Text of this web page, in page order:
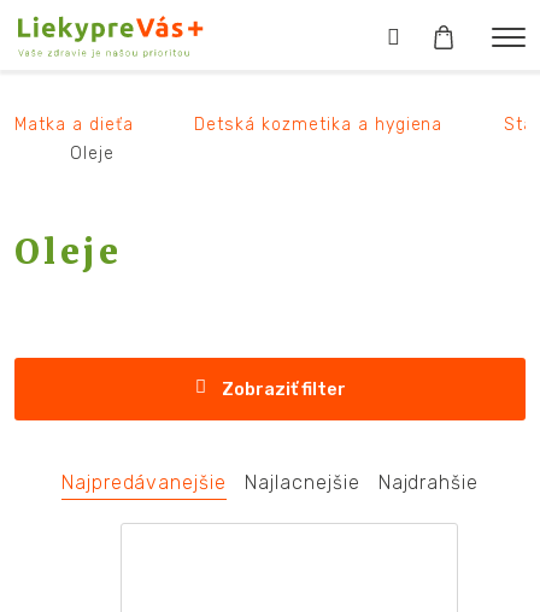
Matka a dieťa Detská kozmetika a hygiena
Oleje
Oleje
Zobraziť filter
Najpredávanejšie Najlacnejšie Najdrahšie